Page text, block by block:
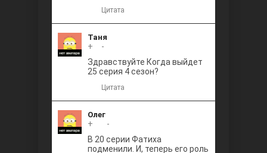
Цитата
Таня
+
-
Здравствуйте Когда выйдет
25 серия 4 сезон?
Цитата
Олег
+
-
В 20 серии Фатиха
подменили. И, теперь его роль